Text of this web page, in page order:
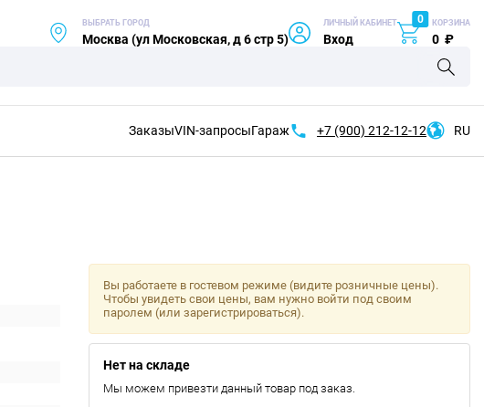
ВЫБРАТЬ ГОРОД
Москва (ул Московская, д 6 стр 5)
ЛИЧНЫЙ КАБИНЕТ
Вход
0 КОРЗИНА
0 ₽
ЗаказыVIN-запросыГараж +7 (900) 212-12-12 RU
Вы работаете в гостевом режиме (видите розничные цены).
Чтобы увидеть свои цены, вам нужно войти под своим
паролем (или зарегистрироваться).
Нет на складе
Мы можем привезти данный товар под заказ.